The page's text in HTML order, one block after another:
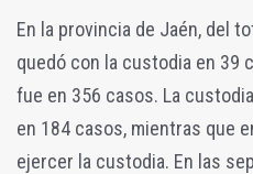
En la provincia de Jaén, del
quedó con la custodia en 39
fue en 356 casos. La
en 184 casos, mientras que
ejercer la custodia. En las